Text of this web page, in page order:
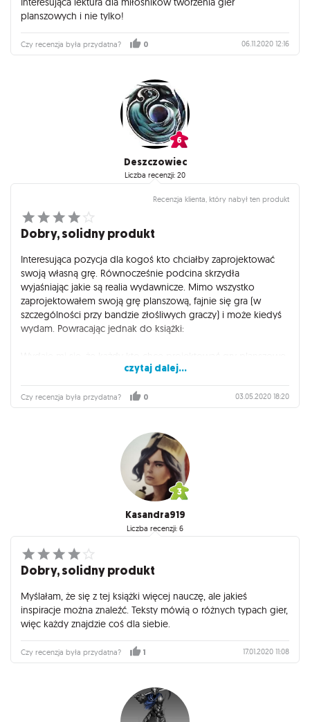
planszowych i nie tylko!
Czy recenzja była przydatna? 0 06.11.2020 12:16
Deszczowiec
Liczba recenzji: 20
Recenzja klienta, który nabył ten produkt
Dobry, solidny produkt
Interesująca pozycja dla kogoś kto chciałby zaprojektować
swoją własną grę. Równocześnie podcina skrzydła
wyjaśniając jakie są realia wydawnicze. Mimo wszystko
zaprojektowałem swoją grę planszową, fajnie się gra (w
szczególności przy bandzie złośliwych graczy) i może kiedyś
wydam. Powracając jednak do książki:
Plus i minus to podzielenie rozdziałów wśród różnych
autorów. Plus to poznanie zdania różnych profesjonalistów na
do wydzielonych im "działek".
czytaj dalej...
Czy recenzja była przydatna? 0 03.05.2020 18:20
Kasandra919
Liczba recenzji: 6
Dobry, solidny produkt
Myślałam, że się z tej książki więcej nauczę, ale jakieś
inspiracje można znaleźć. Teksty mówią o różnych typach gier,
więc każdy znajdzie coś dla siebie.
Czy recenzja była przydatna? 1 17.01.2020 11:08